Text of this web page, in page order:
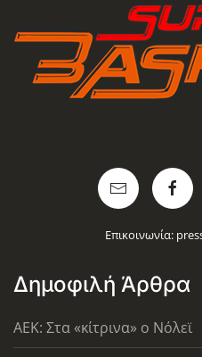
Επικοινωνία:
Δημοφιλή Άρθρα
AEK: Στα «κίτρινα» ο Νόλεϊ